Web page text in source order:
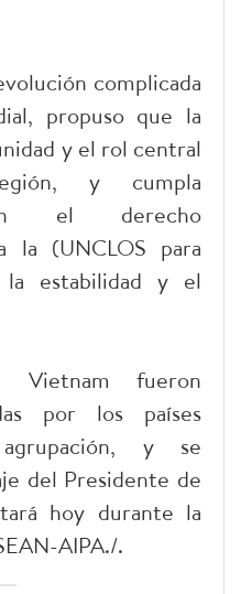
complicada
propuso que la
y el rol central
y cumpla
el derecho
la (UNCLOS para
estabilidad y el
Vietnam fueron
por los países
y se
del Presidente de
hoy durante la
AIPA./.